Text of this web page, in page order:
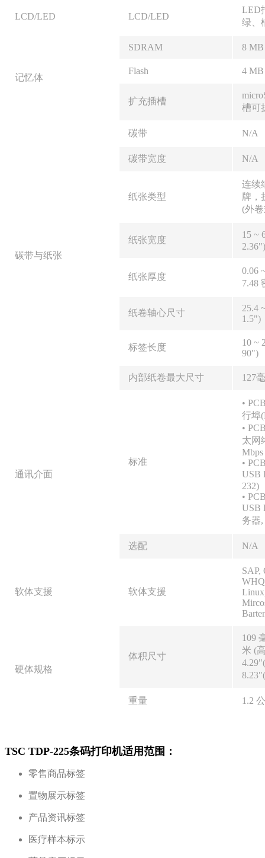
LCD/LED LCD/LED
LED
绿、
记忆体
SDRAM 8 MB
Flash 4 MB
扩充插槽
槽可
碳带与纸张
碳带 N/A
碳带宽度 N/A
纸张类型
连续
牌
(外
纸张宽度
15 ~
2.36")
纸张厚度
0.06
7.48
纸卷轴心尺寸
25.4
1.5")
标签长度
10 ~
90")
内部纸卷最大尺寸 127
通讯介面
标准
•
行埠
•
太网
Mbps
•
USB
232)
•
USB
务器,
选配 N/A
软体支援 软体支援
SAP,
硬体规格
体积尺寸
109
米 (
重量 1.2
TSC TDP-225条码打印机适用范围：
零售商品标签
置物展示标签
产品资讯标签
医疗样本标示